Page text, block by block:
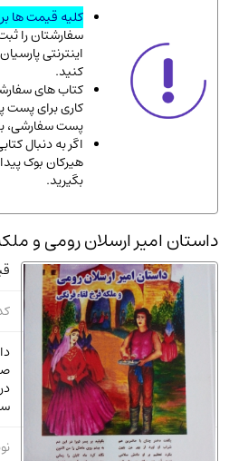
فلسفه و جامعه شناسی(151)
ادبیات و شعر
ادیان و مذاهب
دانشگاهی و آموزشی
اقتصادی، بازاریابی و مالی(56)
پزشکی(140)
کامپیوتر و نرم افزار(13)
ورزشی و تربیت بدنی(34)
آشپزی و خوراکی(25)
سرگرمی و بازی(7)
سیاسی(116)
رمان و داستان خارجی(489)
حقوقی و قانون(47)
کتاب های مصور رنگی و گلاسه
کلیه قیمت ها
سفارشتان را
اینترنتی
کنید.
پست سفارشی،
اگر به دنبال
هیرکان بوک
بگیرید.
داستان امیر ارسلان رومی و